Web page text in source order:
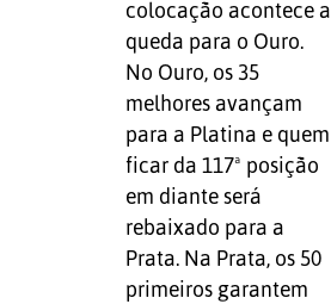
colocação acontece a
queda para o Ouro.
No Ouro, os 35
melhores avançam
para a Platina e quem
ficar da 117ª posição
em diante será
rebaixado para a
Prata. Na Prata, os 50
primeiros garantem